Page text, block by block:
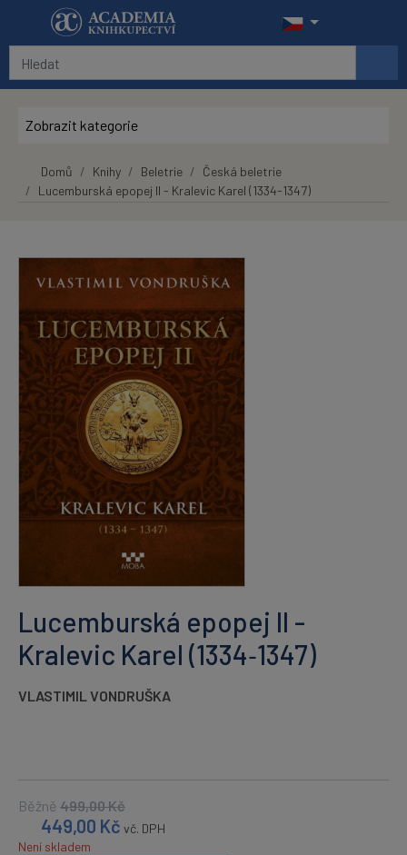
Přeskočit na hlavní obsah
Zobrazit kategorie
Domů Knihy Beletrie
Česká beletrie
Lucemburská epopej II - Kralevic Karel (1334-1347)
Lucemburská epopej II -
Kralevic Karel (1334‑1347)
VLASTIMIL VONDRUŠKA
Běžně 499,00Kč
449,00 Kč vč. DPH
Není skladem